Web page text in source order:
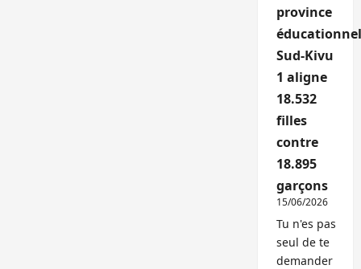
province
Sud-Kivu
1 aligne
18.532
filles
contre
18.895
garçons
15/06/2026
Tu n'es pas
seul de te
demander